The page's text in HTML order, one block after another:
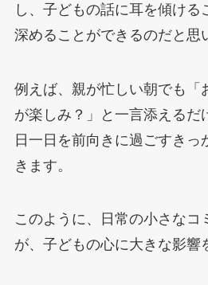
し、子どもの話に耳を傾ける
深めることができるのだと思
例えば、親が忙しい朝でも「
が楽しみ？」と一言添えるだ
日一日を前向きに過ごすきっ
きます。
このように、日常の小さなコ
が、子どもの心に大きな影響